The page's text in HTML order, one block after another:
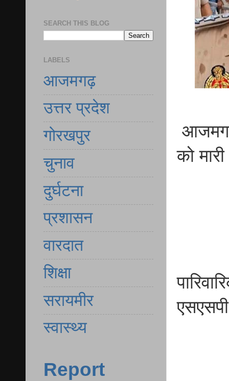
को
SEARCH THIS BLOG
LABELS
आजमगढ़
उत्तर प्रदेश
गोरखपुर
चुनाव
दुर्घटना
प्रशासन
वारदात
शिक्षा
सरायमीर
स्वास्थ्य
Report